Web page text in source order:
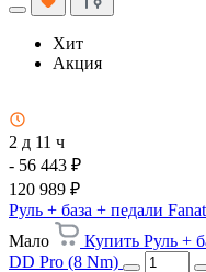
Хит
Акция
2 д 11 ч
- 56 443 ₽
120 989 ₽
Руль + база + педали
Мало
Купить Руль +
DD Pro (8 Nm)